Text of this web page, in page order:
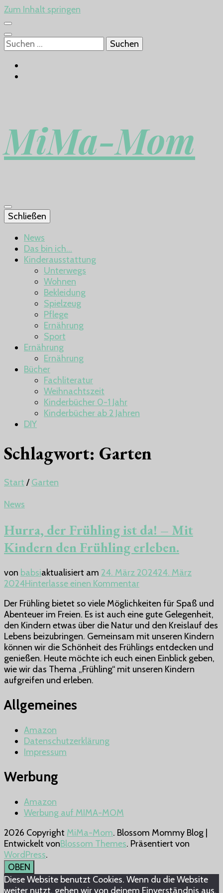
Zum Inhalt springen
Suchen
nach:
MiMa-Mom
Schließen
News
Das bin ich…
Kinderausstattung
Unterwegs
Wohnen
Bekleidung
Spielzeug
Pflege
Ernährung
Sport
Ernährung
Ernährung
Bücher
Fachliteratur
Weihnachtszeit
Kinderbücher 0-1 Jahr
Kinderbücher ab 2 Jahren
DIY
Schlagwort: Garten
Start / Garten
News
Hurra, der Frühling ist da! – Mit
Kindern den Frühling erleben.
von babsiaktualisiert am 24. März 202424. März
2024Hinterlasse einen Kommentarzu
der
Frühling
ist
da!
–
Mit
Kindern
Der Frühling bietet so viele Möglichkeiten für Spaß und
Abenteuer im Freien. Es ist auch eine gute Gelegenheit,
den Kindern etwas über die Natur und den Kreislauf des
Lebens beizubringen. Gemeinsam mit unseren Kindern
können wir die Schönheit des Frühlings entdecken und
genießen. Heute möchte ich euch einen Einblick geben,
wie wir das Thema „Frühling“ mit unseren Kindern
aufgreifen und erleben.
Allgemeines
Amazon
Datenschutzerklärung
Impressum
Werbung
Amazon
Werbung auf MIMA-MOM
2026 Copyright MiMa-Mom. Blossom Mommy Blog |
Entwickelt vonBlossom Themes. Präsentiert von
WordPress.
OBEN
Diese Website benutzt Cookies. Wenn du die Website
weiter nutzt, gehen wir von deinem Einverständnis aus.